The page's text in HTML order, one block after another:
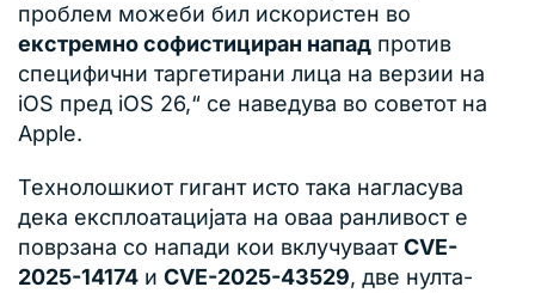
проблем можеби бил искористен во
екстремно софистициран напад против
специфични таргетирани лица на верзии на
iOS пред iOS 26,“ се наведува во советот на
Apple.
Технолошкиот гигант исто така нагласува
дека експлоатацијата на оваа ранливост е
поврзана со напади кои вклучуваатCVE-
2025-14174 и CVE-2025-43529, две нулта-